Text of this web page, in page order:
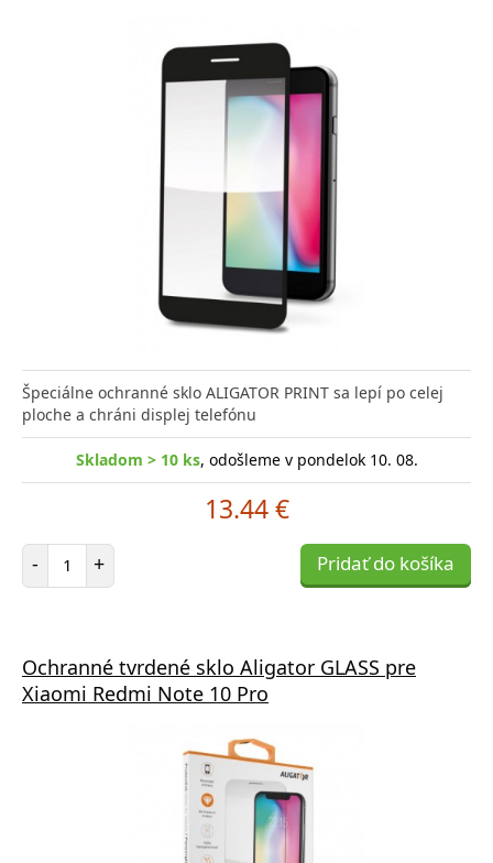
Špeciálne ochranné sklo ALIGATOR PRINT sa lepí po celej
ploche a chráni displej telefónu
Skladom > 10 ks, odošleme v pondelok 10. 08.
13.44 €
- Počet položiek
+ Pridať do košíka
Ochranné tvrdené sklo Aligator GLASS pre
Xiaomi Redmi Note 10 Pro